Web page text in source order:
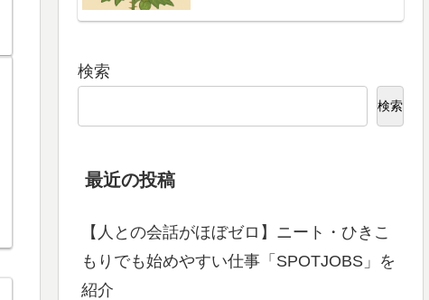
検索
検索
最近の投稿
【人との会話がほぼゼロ】ニート・ひきこ
もりでも始めやすい仕事「SPOTJOBS」を
紹介